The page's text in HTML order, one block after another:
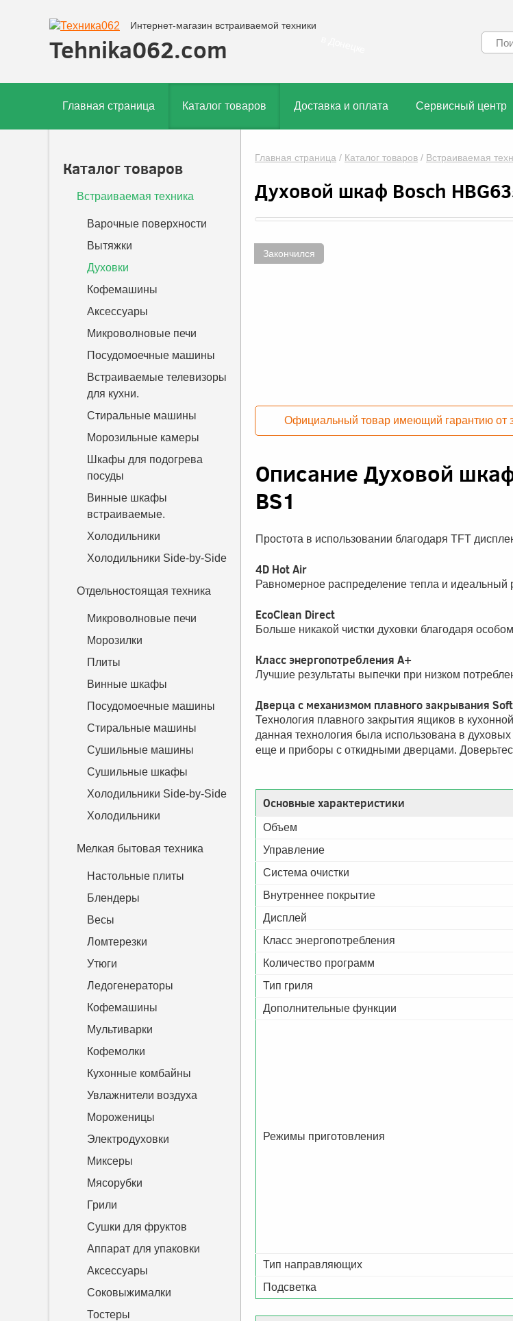
Интернет-магазин встраиваемой техники
Tehnika062.com
Главная страница Каталог товаров Доставка и оплата Сервисный центр
Главная страница / Каталог товаров / Встраиваемая
Духовой шкаф Bosch
Закончился
Официальный товар имеющий гарантию от
Описание Духовой шкаф
BS1
Простота в использовании благодаря TFT
4D Hot Air
Равномерное распределение тепла и идеальный
EcoClean Direct
Больше никакой чистки духовки благодаря
Класс энергопотребления A+
Лучшие результаты выпечки при низком
Дверца с механизмом плавного закрывания
Технология плавного закрытия ящиков в
данная технология была использована в
еще и приборы с откидными дверцами.
Основные характеристики
Объем
Управление
Система очистки
Внутреннее покрытие
Дисплей
Класс энергопотребления
Количество программ
Тип гриля
Дополнительные функции
Режимы приготовления
Тип направляющих
Подсветка
Каталог товаров
Встраиваемая техника
Варочные поверхности
Вытяжки
Духовки
Кофемашины
Аксессуары
Микроволновые печи
Посудомоечные машины
Встраиваемые телевизоры
для кухни.
Стиральные машины
Морозильные камеры
Шкафы для подогрева
посуды
Винные шкафы
встраиваемые.
Холодильники
Холодильники Side-by-Side
Отдельностоящая техника
Микроволновые печи
Морозилки
Плиты
Винные шкафы
Посудомоечные машины
Стиральные машины
Сушильные машины
Сушильные шкафы
Холодильники Side-by-Side
Холодильники
Мелкая бытовая техника
Настольные плиты
Блендеры
Весы
Ломтерезки
Утюги
Ледогенераторы
Кофемашины
Мультиварки
Кофемолки
Кухонные комбайны
Увлажнители воздуха
Мороженицы
Электродуховки
Миксеры
Мясорубки
Грили
Сушки для фруктов
Аппарат для упаковки
Аксессуары
Соковыжималки
Тостеры